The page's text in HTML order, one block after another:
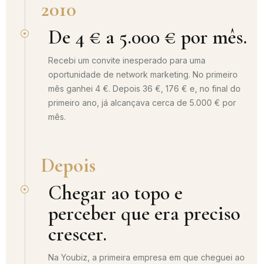
2010
De 4 € a 5.000 € por mês.
Recebi um convite inesperado para uma
oportunidade de network marketing. No primeiro
mês ganhei 4 €. Depois 36 €, 176 € e, no final do
primeiro ano, já alcançava cerca de 5.000 € por
mês.
Depois
Chegar ao topo e
perceber que era preciso
crescer.
Na Youbiz, a primeira empresa em que cheguei ao